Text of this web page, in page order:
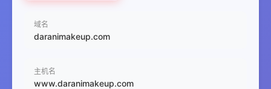
域名
daranimakeup.com
主机名
www.daranimakeup.com